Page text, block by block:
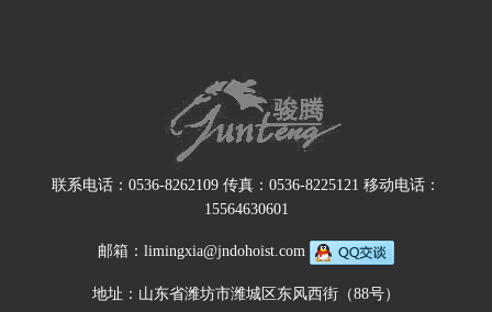
联系电话：0536-8262109 传真：0536-8225121 移动电话：
15564630601
邮箱：limingxia@jndohoist.com
地址：山东省潍坊市潍城区东风西街（88号）